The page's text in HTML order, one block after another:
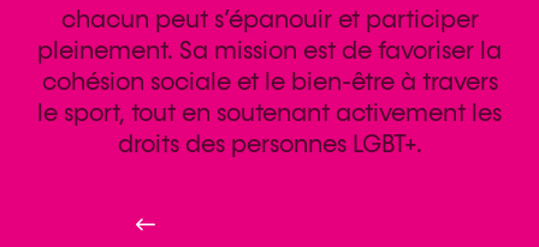
chacun peut s’épanouir et participer
pleinement. Sa mission est de favoriser la
cohésion sociale et le bien-être à travers
le sport, tout en soutenant activement les
droits des personnes LGBT+.